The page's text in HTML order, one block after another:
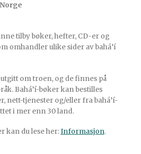
tilby bøker, hefter, CD-er og
omhandler ulike sider av bahá’í
om troen, og de finnes på
Bahá’í-bøker kan bestilles
nett-tjenester og/eller fra bahá’í-
i mer enn 30 land.
kan du lese her:Informasjon.